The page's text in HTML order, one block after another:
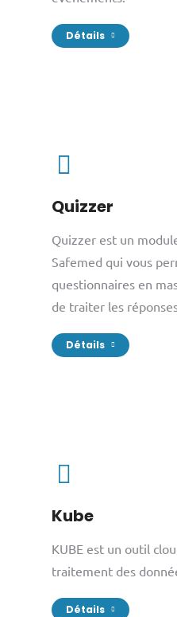
Détails
Quizzer
Quizzer est un
Safemed qui vous
questionnaires en
de traiter les
Détails
Kube
KUBE est un outil
traitement des
Détails